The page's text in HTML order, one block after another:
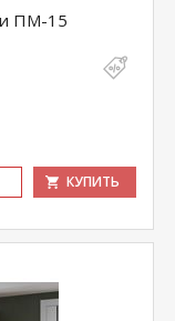
ПМ-15
КУПИТЬ